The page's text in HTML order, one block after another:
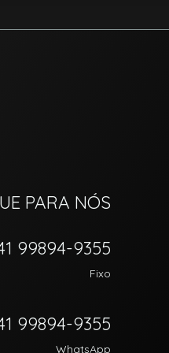
PARA NÓS
99894-9355
Fixo
99894-9355
WhatsApp